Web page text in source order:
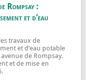
Rompsay :
et d’eau
travaux de
et d’eau potable
de Rompsay.
et de mise en